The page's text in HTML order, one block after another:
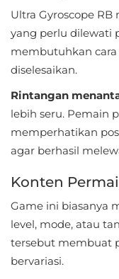
Maps
&
Navigation
Music
Magazines
Ultra Gyroscope
yang perlu dilewati
membutuhkan
diselesaikan.
Rintangan
lebih seru. Pemain
memperhatikan
agar berhasil
Konten
Game ini biasanya
level, mode, atau
tersebut membuat
bervariasi.